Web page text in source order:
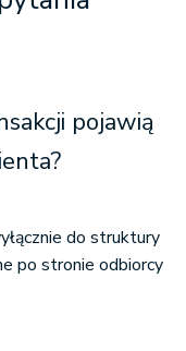
pojawią
do struktury
po stronie odbiorcy